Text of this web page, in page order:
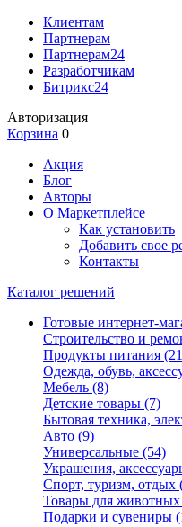
Клиентам
Партнерам
Партнерам24
Разработчикам
Битрикс24
Авторизация
Корзина 0
Акция
Блог
Авторы
О Маркетплейсе
Как установить
Добавить свое
Контакты
Каталог решений
Готовые интернет-
Строительство и
Продукты питания
Одежда, обувь,
Мебель (8)
Детские товары (7)
Бытовая техника,
Авто (9)
Универсальные (54)
Украшения,
Спорт, туризм, отдых
Товары для животных
Подарки и сувениры